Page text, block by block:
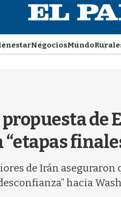
NegociosMundo
de
de Irán aseguraron
hacia